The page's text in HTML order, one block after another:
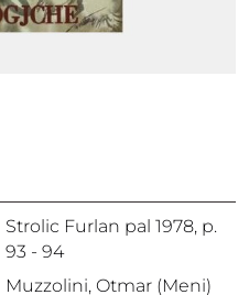
Strolic Furlan pal 1978, p.
93 - 94
Muzzolini, Otmar (Meni)